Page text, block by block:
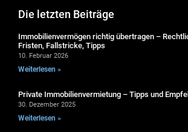
Die letzten Beiträge
Immobilienvermögen richtig übertragen –
Fristen, Fallstricke, Tipps
10. Februar 2026
Weiterlesen »
Private Immobilienvermietung – Tipps und
30. Dezember 2025
Weiterlesen »